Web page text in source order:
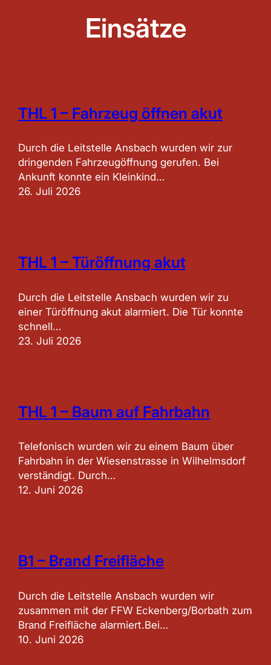
Einsätze
THL 1 – Fahrzeug öffnen akut
Durch die Leitstelle Ansbach wurden wir zur
dringenden Fahrzeugöffnung gerufen. Bei
Ankunft konnte ein Kleinkind…
26. Juli 2026
THL 1 – Türöffnung akut
Durch die Leitstelle Ansbach wurden wir zu
einer Türöffnung akut alarmiert. Die Tür konnte
schnell…
23. Juli 2026
THL 1 – Baum auf Fahrbahn
Telefonisch wurden wir zu einem Baum über
Fahrbahn in der Wiesenstrasse in Wilhelmsdorf
verständigt. Durch…
12. Juni 2026
B1 – Brand Freifläche
Durch die Leitstelle Ansbach wurden wir
zusammen mit der FFW Eckenberg/Borbath zum
Brand Freifläche alarmiert.Bei…
10. Juni 2026